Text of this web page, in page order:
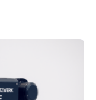
Gehirn. Die
verbrauchen